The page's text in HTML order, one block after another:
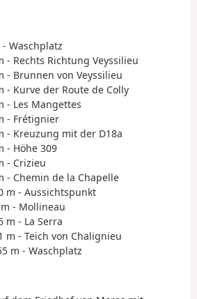
Waschplatz
- Rechts Richtung Veyssilieu
- Brunnen von Veyssilieu
- Kurve der Route de Colly
- Les Mangettes
- Frétignier
- Kreuzung mit der D18a
- Höhe 309
- Crizieu
- Chemin de la Chapelle
m - Aussichtspunkt
- Mollineau
m - La Serra
m - Teich von Chalignieu
m - Waschplatz